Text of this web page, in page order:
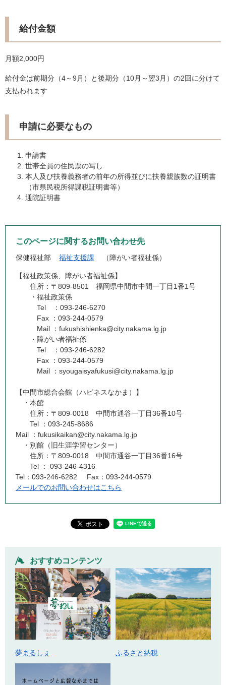
給付金額
月額2,000円
給付金は前期分（4～9月）と後期分（10月～翌3月）の2回に分けて
支払われます
申請に必要なもの
申請書
世帯全員の住民票の写し
本人及び扶養義務者の前年の所得並びに扶養親族数の証明書
（市県民税所得課税証明書等）
通院証明書
このページに関するお問い合わせ先
保健福祉部 福祉支援課 障がい者福祉係
【福祉政策係、障がい者福祉係】
住所：〒809-8501 福岡県中間市中間一丁目1番1号
・福祉政策係
Tel ：093-246-6270
Fax ：093-244-0579
Mail ：fukushishienka@city.nakama.lg.jp
・障がい者福祉係
Tel ：093-246-6282
Fax ：093-244-0579
Mail ：syougaisyafukusi@city.nakama.lg.jp
【中間市総合会館（ハピネスなかま）】
・本館
住所：〒809-0018 中間市通谷一丁目36番10号
Tel ：093-245-8686
Mail ：fukusikaikan@city.nakama.lg.jp
・別館（旧生涯学習センター）
住所：〒809-0018 中間市通谷一丁目36番16号
Tel ： 093-246-4316
Tel：093-246-6282
Fax：093-244-0579
メールでのお問い合わせはこちら
おすすめコンテンツ
夢まるしぇ ふるさと納税